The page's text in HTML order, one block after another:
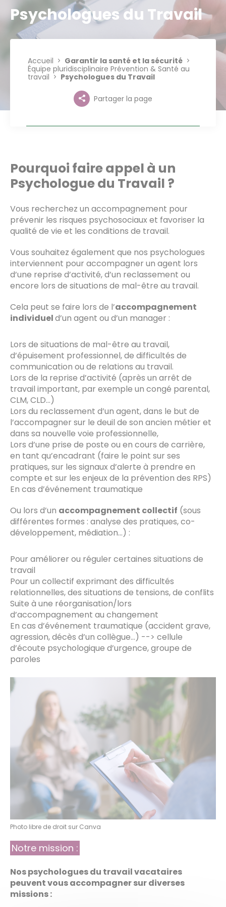
Psychologues du Travail
Accueil
Garantir la santé et la sécurité
Équipe pluridisciplinaire Prévention & Santé au
travail
Psychologues du Travail
Partager la page
Pourquoi faire appel à un
Psychologue du Travail ?
Vous recherchez un accompagnement pour
prévenir les risques psychosociaux et favoriser la
qualité de vie et les conditions de travail.
Vous souhaitez également que nos psychologues
interviennent pour accompagner un agent lors
d’une reprise d’activité, d’un reclassement ou
encore lors de situations de mal-être au travail.
Cela peut se faire lors de l’accompagnement
individueld’un agent ou d’un manager :
Lors de situations de mal-être au travail,
d’épuisement professionnel, de difficultés de
communication ou de relations au travail.
Lors de la reprise d’activité (après un arrêt de
travail important, par exemple un congé parental,
CLM, CLD…)
Lors du reclassement d’un agent, dans le but de
l’accompagner sur le deuil de son ancien métier et
dans sa nouvelle voie professionnelle,
Lors d’une prise de poste ou en cours de carrière,
en tant qu’encadrant (faire le point sur ses
pratiques, sur les signaux d’alerte à prendre en
compte et sur les enjeux de la prévention des RPS)
En cas d’événement traumatique
Ou lors d’un accompagnement collectif (sous
différentes formes : analyse des pratiques, co-
développement, médiation…) :
Pour améliorer ou réguler certaines situations de
travail
Pour un collectif exprimant des difficultés
relationnelles, des situations de tensions, de conflits
Suite à une réorganisation/lors
d’accompagnement au changement
En cas d’événement traumatique (accident grave,
agression, décès d’un collègue…) --> cellule
d’écoute psychologique d’urgence, groupe de
paroles
Photo libre de droit sur Canva
Notre mission :
Nos psychologues du travail vacataires
peuvent vous accompagner sur diverses
missions :